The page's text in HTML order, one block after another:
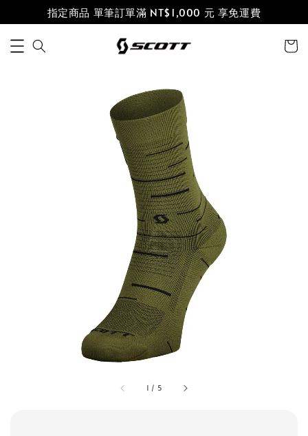
指定商品 單筆訂單滿 NT$1,000 元 享免運費
1 / 5